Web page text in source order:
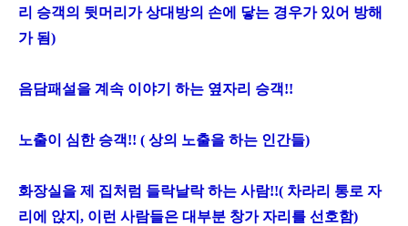
리 승객의 뒷머리가 상대방의 손에 닿는 경우가 있어 방해
가 됨)
음담패설을 계속 이야기 하는 옆자리 승객!!
노출이 심한 승객!! ( 상의 노출을 하는 인간들)
화장실을 제 집처럼 들락날락 하는 사람!!( 차라리 통로 자
리에 앉지, 이런 사람들은 대부분 창가 자리를 선호함)